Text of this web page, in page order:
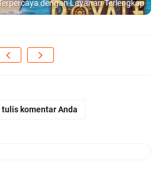
dengan Layanan Terlengkap
komentar Anda